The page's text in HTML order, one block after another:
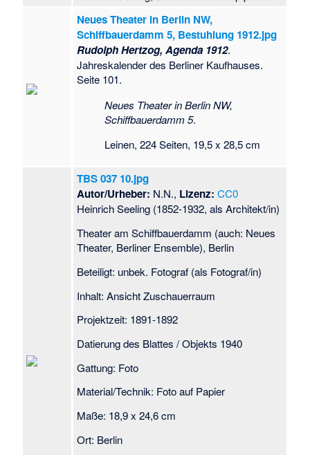
Neues Theater in Berlin NW,
Schiffbauerdamm 5, Bestuhlung 1912.jpg
Rudolph Hertzog, Agenda 1912.
Jahreskalender des Berliner Kaufhauses.
Seite 101.
Neues Theater in Berlin NW,
Schiffbauerdamm 5.
Leinen, 224 Seiten, 19,5 x 28,5 cm
TBS 037 10.jpg
Autor/Urheber: N.N., Lizenz: CC0
Heinrich Seeling (1852-1932, als Architekt/in)
Theater am Schiffbauerdamm (auch: Neues
Theater, Berliner Ensemble), Berlin
Beteiligt: unbek. Fotograf (als Fotograf/in)
Inhalt: Ansicht Zuschauerraum
Projektzeit: 1891-1892
Datierung des Blattes / Objekts 1940
Gattung: Foto
Material/Technik: Foto auf Papier
Maße: 18,9 x 24,6 cm
Ort: Berlin